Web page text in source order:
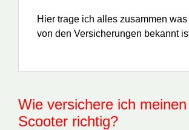
Hier trage ich alles zusammen
von den Versicherungen bekannt
Wie versichere ich
Scooter richtig?